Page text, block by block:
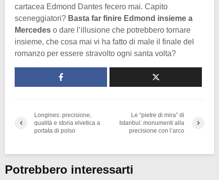
cartacea Edmond Dantes fecero mai. Capito
sceneggiatori? Basta far finire Edmond insieme a
Mercedes o dare l’illusione che potrebbero tornare
insieme, che cosa mai vi ha fatto di male il finale del
romanzo per essere stravolto ogni santa volta?
Longines: precisione,
qualità e storia elvetica a
portata di polso
Le “pietre di mira” di
Istanbul: monumenti alla
precisione con l’arco
Potrebbero interessarti